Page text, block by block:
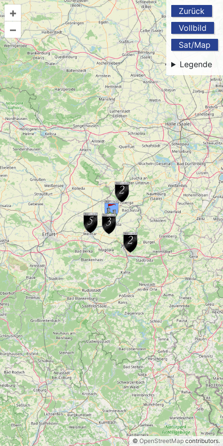
Zurück
Vollbild
Sat/Map
Legende
+
–
©OpenStreetMapcontributors.